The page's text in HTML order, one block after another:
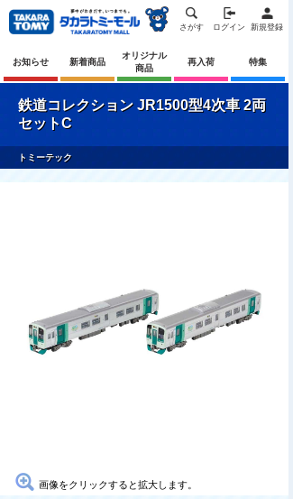
さがす ログイン 新規登録
お知らせ 新着商品
オリジナル
商品
再入荷 特集
鉄道コレクション JR1500型4次車 2両
セットC
トミーテック
画像をクリックすると拡大します。